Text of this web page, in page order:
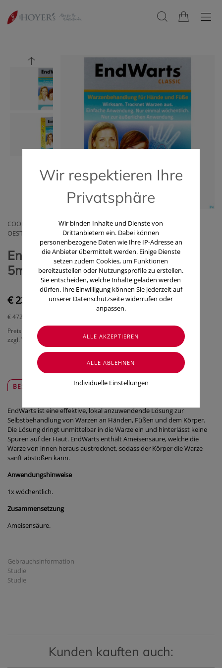
COOPER CONSUMER HEALTH DEGMBH ZWEIGNIEDERLASSUNG
OESTERREICH
Endwarts Lösung Gegen Warzen
5ml
€ 23,60
€ 472,00
Preis inkl. MwSt.
zzgl. Versandkosten
BESCHREIBUNG SICHER & REGIONAL
EndWarts ist eine effektive, lokal anzuwendende Lösung zur
Selbstbehandlung von Warzen an Händen, Füßen und dem Körper.
Die Lösung dringt unmittelbar in die Warze ein und hinterlässt keine
Spuren auf der Haut. EndWarts enthält Ameisensäure, welche die
Warze von innen heraus austrocknet, sodass der Körper die Warze
sanft abstoßen kann.
Anwendungshinweise
1x wöchentlich.
Zusammensetzung
Ameisensäure.
Gebrauchsinformation
Studie
Studie
Kunden kauften auch:
Wir respektieren Ihre
Privatsphäre
Wir binden Inhalte und Dienste von
Drittanbietern ein. Dabei können
personenbezogene Daten wie Ihre IP-Adresse an
die Anbieter übermittelt werden. Einige Dienste
setzen zudem Cookies, um Funktionen
bereitzustellen oder Nutzungsprofile zu erstellen.
Sie entscheiden, welche Inhalte geladen werden
dürfen. Ihre Einwilligung können Sie jederzeit auf
unserer Datenschutzseite widerrufen oder
anpassen.
Individuelle Einstellungen